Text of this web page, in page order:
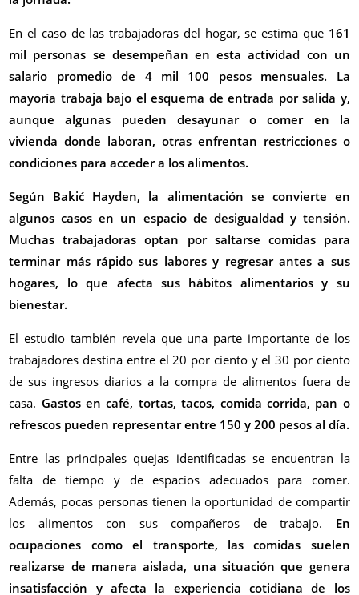
En el caso de las trabajadoras del hogar, se estima que 161
mil personas se desempeñan en esta actividad con un
salario promedio de 4 mil 100 pesos mensuales. La
mayoría trabaja bajo el esquema de entrada por salida y,
aunque algunas pueden desayunar o comer en la
vivienda donde laboran, otras enfrentan restricciones o
condiciones para acceder a los alimentos.
Según Bakić Hayden, la alimentación se convierte en
algunos casos en un espacio de desigualdad y tensión.
Muchas trabajadoras optan por saltarse comidas para
terminar más rápido sus labores y regresar antes a sus
hogares, lo que afecta sus hábitos alimentarios y su
bienestar.
El estudio también revela que una parte importante de los
trabajadores destina entre el 20 por ciento y el 30 por ciento
de sus ingresos diarios a la compra de alimentos fuera de
casa. Gastos en café, tortas, tacos, comida corrida, pan o
refrescos pueden representar entre 150 y 200 pesos al día.
Entre las principales quejas identificadas se encuentran la
falta de tiempo y de espacios adecuados para comer.
Además, pocas personas tienen la oportunidad de compartir
los alimentos con sus compañeros de trabajo. En
ocupaciones como el transporte, las comidas suelen
realizarse de manera aislada, una situación que genera
insatisfacción y afecta la experiencia cotidiana de los